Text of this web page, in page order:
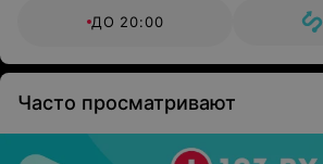
ДО 20:00
Часто просматривают